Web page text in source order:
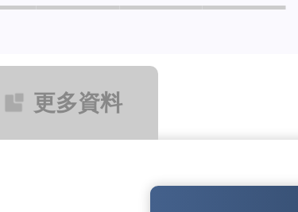
更多資料